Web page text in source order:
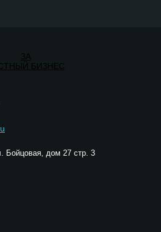
Бойцовая, дом 27 стр. 3
ЗА
БИЗНЕС